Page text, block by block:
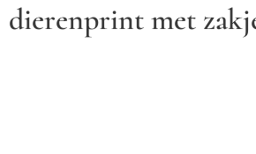
dierenprint met